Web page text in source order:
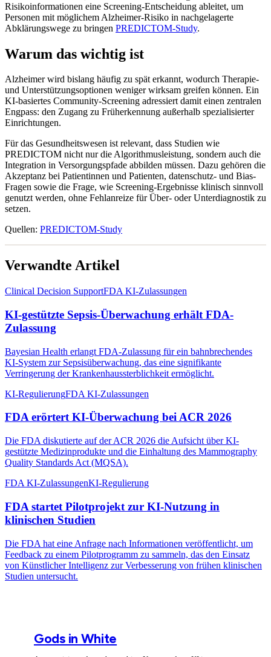
Risikoinformationen eine Screening-Entscheidung ableitet, um
Personen mit möglichem Alzheimer-Risiko in nachgelagerte
Abklärungswege zu bringen PREDICTOM-Study.
Warum das wichtig ist
Alzheimer wird bislang häufig zu spät erkannt, wodurch Therapie-
und Unterstützungsoptionen weniger wirksam greifen können. Ein
KI-basiertes Community-Screening adressiert damit einen zentralen
Engpass: den Zugang zu Früherkennung außerhalb spezialisierter
Einrichtungen.
Für das Gesundheitswesen ist relevant, dass Studien wie
PREDICTOM nicht nur die Algorithmusleistung, sondern auch die
Integration in Versorgungspfade abbilden müssen. Dazu gehören die
Akzeptanz bei Patientinnen und Patienten, datenschutz- und Bias-
Fragen sowie die Frage, wie Screening-Ergebnisse klinisch sinnvoll
genutzt werden, ohne Fehlanreize für Über- oder Unterdiagnostik zu
setzen.
Quellen: PREDICTOM-Study
Verwandte Artikel
Clinical Decision SupportFDA KI-Zulassungen
KI-gestützte Sepsis-Überwachung erhält FDA-
Zulassung
Bayesian Health erlangt FDA-Zulassung für ein bahnbrechendes
KI-System zur Sepsisüberwachung, das eine signifikante
Verringerung der Krankenhaussterblichkeit ermöglicht.
KI-RegulierungFDA KI-Zulassungen
FDA erörtert KI-Überwachung bei ACR 2026
Die FDA diskutierte auf der ACR 2026 die Aufsicht über KI-
gestützte Medizinprodukte und die Einhaltung des Mammography
Quality Standards Act (MQSA).
FDA KI-ZulassungenKI-Regulierung
FDA startet Pilotprojekt zur KI-Nutzung in
klinischen Studien
Die FDA hat eine Anfrage nach Informationen veröffentlicht, um
Feedback zu einem Pilotprogramm zu sammeln, das den Einsatz
von Künstlicher Intelligenz zur Verbesserung von frühen klinischen
Studien untersucht.
Gods in White